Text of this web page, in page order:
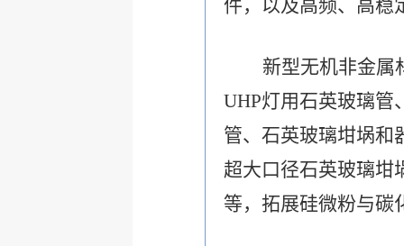
件，以及高频、高稳
新型无机非金属
UHP灯用石英玻璃管
管、石英玻璃坩埚和
超大口径石英玻璃坩
等，拓展硅微粉与碳